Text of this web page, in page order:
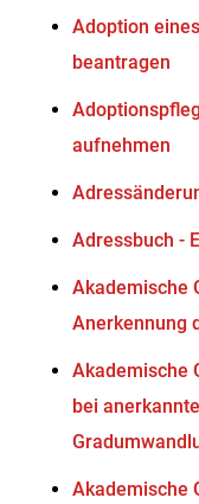
Adoption
beantragen
aufnehmen
Adressbuch -
Akademische
Anerkennung
Akademische
bei
Akademische